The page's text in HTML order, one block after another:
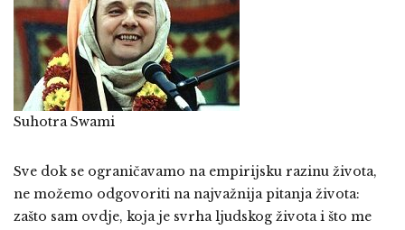
Suhotra Swami
Sve dok se ograničavamo na empirijsku razinu života,
ne možemo odgovoriti na najvažnija pitanja života:
zašto sam ovdje, koja je svrha ljudskog života i što me